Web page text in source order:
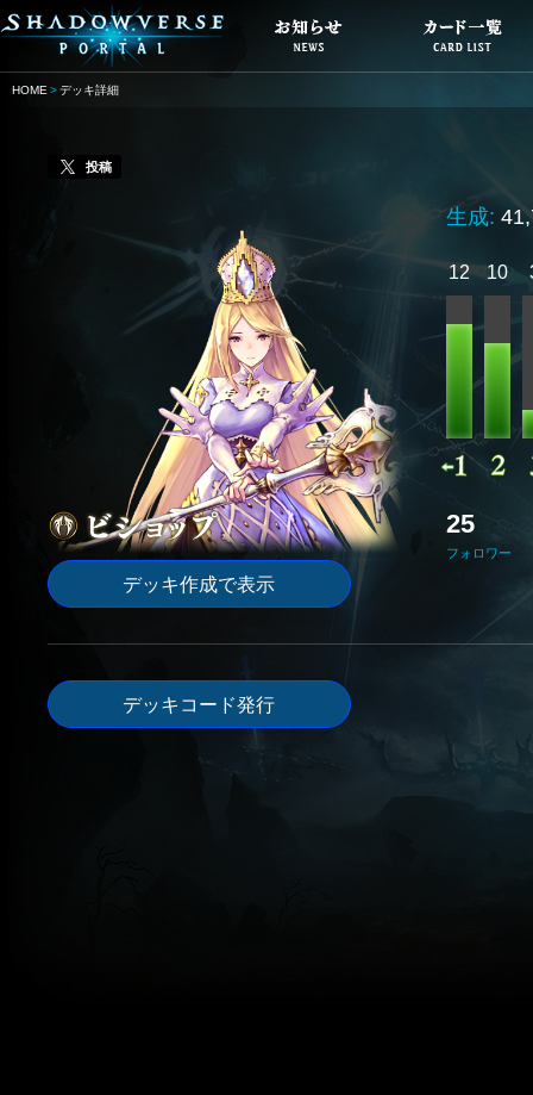
HOME デッキ詳細
投稿
デッキ作成で表示
生成:
12 10
25
フォロワー
デッキコード発行